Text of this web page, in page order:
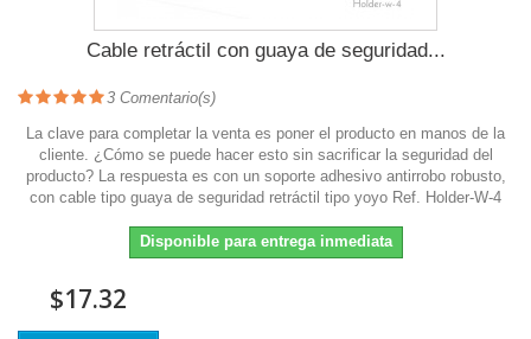
Cable retráctil con guaya de seguridad...
3 Comentario(s)
La clave para completar la venta es poner el producto en manos de la
cliente. ¿Cómo se puede hacer esto sin sacrificar la seguridad del
producto? La respuesta es con un soporte adhesivo antirrobo robusto,
con cable tipo guaya de seguridad retráctil tipo yoyo Ref. Holder-W-4
Disponible para entrega inmediata
$17.32